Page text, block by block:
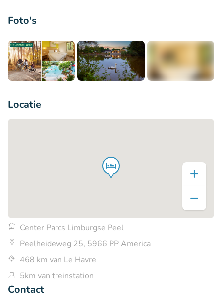
Foto's
Locatie
Center Parcs Limburgse Peel
Peelheideweg 25, 5966 PP America
468 km van Le Havre
5km van treinstation
Contact